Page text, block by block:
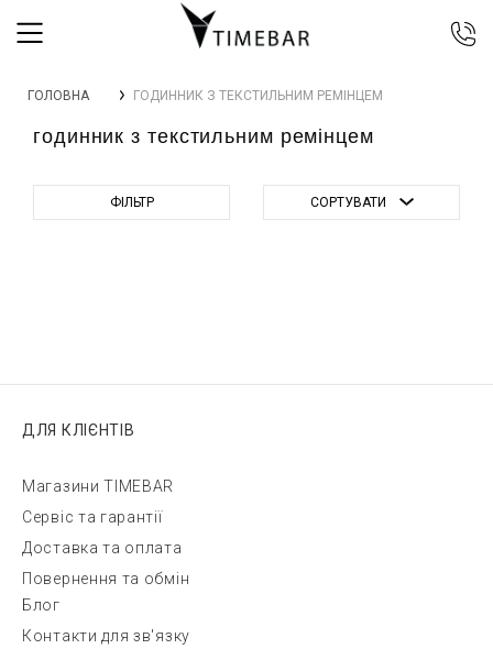
044 392 44 45
067 344 14 44 (viber)
099 399 23 80
Безкоштовно по Україні
ГОЛОВНА ГОДИННИК З ТЕКСТИЛЬНИМ РЕМІНЦЕМ
годинник з текстильним ремінцем
ФІЛЬТР СОРТУВАТИ
ДЛЯ КЛІЄНТІВ
Магазини TIMEBAR
Сервіс та гарантії
Доставка та оплата
Повернення та обмін
Блог
Контакти для зв'язку